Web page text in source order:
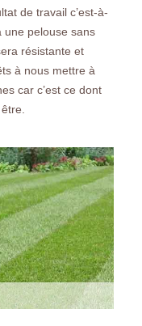
de travail c’est-à-
une pelouse sans
résistante et
à nous mettre à
car c’est ce dont